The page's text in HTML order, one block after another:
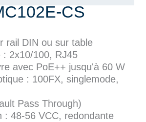
CS
rail DIN ou sur table
: 2x10/100, RJ45
avec PoE++ jusqu'à 60 W
: 100FX, singlemode,
Pass Through)
: 48-56 VCC, redondante